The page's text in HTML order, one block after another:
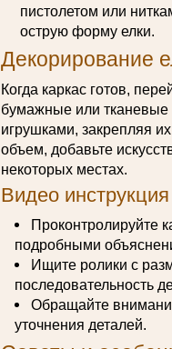
пистолетом или
острую форму елки.
Декорирование
Когда каркас готов,
бумажные или тканевые
игрушками, закрепляя
объем, добавьте
некоторых местах.
Видео инструкция
Проконтролируйте
подробными
Ищите ролики с
последовательность
Обращайте
уточнения деталей.